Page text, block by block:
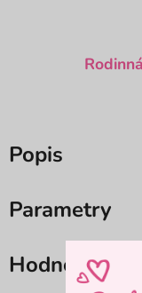
Popis
Parametry
Hodnocení